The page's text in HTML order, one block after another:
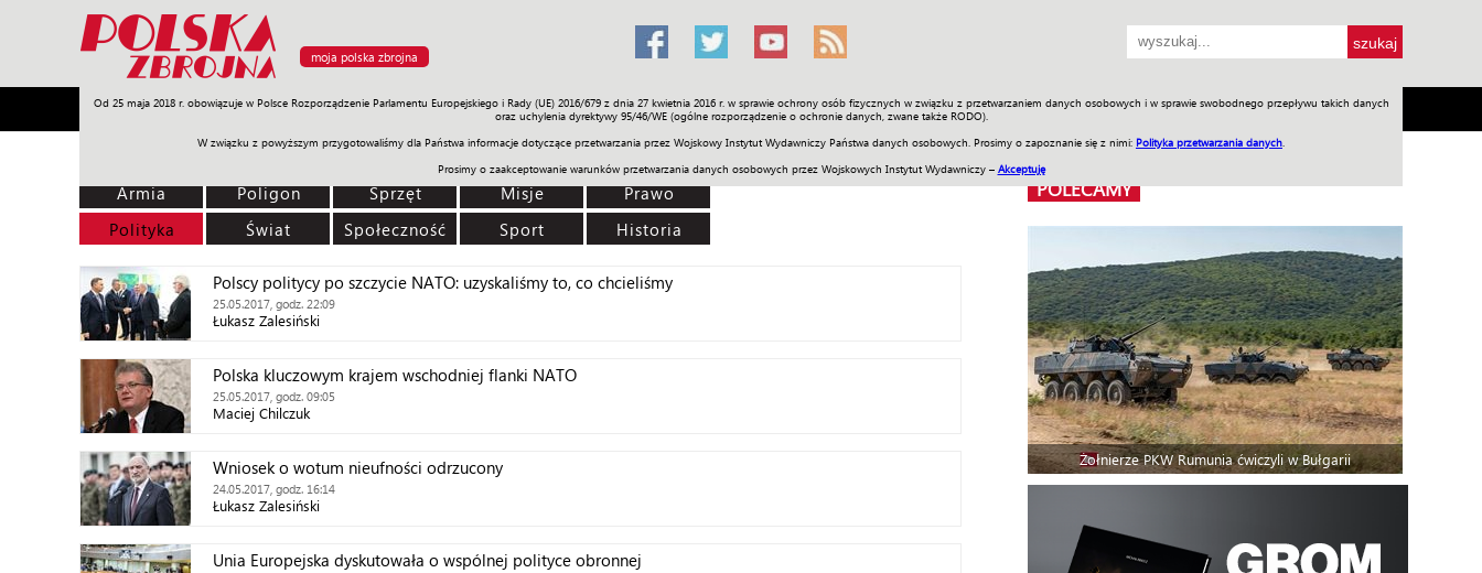
moja polska zbrojna
Od 25 maja 2018 r. obowiązuje w Polsce Rozporządzenie Parlamentu Europejskiego i Rady (UE) 2016/679 z dnia 27 kwietnia 2016 r. w sprawie ochrony osób fizycznych w związku z przetwarzaniem danych osobowych i w sprawie swobodnego przepływu takich danych
oraz uchylenia dyrektywy 95/46/WE (ogólne rozporządzenie o ochronie danych, zwane także RODO).
W związku z powyższym przygotowaliśmy dla Państwa informacje dotyczące przetwarzania przez Wojskowy Instytut Wydawniczy Państwa danych osobowych. Prosimy o zapoznanie się z nimi: Polityka przetwarzania danych
Prosimy o zaakceptowanie warunków przetwarzania danych osobowych przez Wojskowych Instytut Wydawniczy – Akceptuję
Armia Poligon Sprzęt Misje Polityka Prawo Świat Społeczność Sport Historia Galerie Wideo ENGLISH SKLEP Jednodniówki Praca w WIW
Armia Poligon Sprzęt Misje
Prawo
Polityka
Świat Społeczność Sport Historia
Polscy politycy po szczycie NATO: uzyskaliśmy to, co chcieliśmy
25.05.2017, godz. 22:09
Łukasz Zalesiński
Polska kluczowym krajem wschodniej flanki NATO
25.05.2017, godz. 09:05
Maciej Chilczuk
Wniosek o wotum nieufności odrzucony
24.05.2017, godz. 16:14
Łukasz Zalesiński
Unia Europejska dyskutowała o wspólnej polityce obronnej
POLECAMY
Żołnierze PKW Rumunia ćwiczyli w Bułgarii